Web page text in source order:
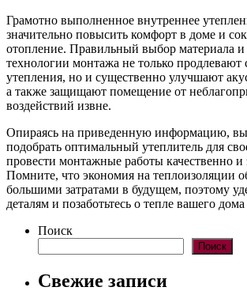
Грамотно выполненное внутреннее
значительно повысить комфорт в доме и
отопление. Правильный выбор материала и
технологии монтажа не только
утепления, но и существенно улучшают
а также защищают помещение от
воздействий извне.
Опираясь на приведенную информацию,
подобрать оптимальный утеплитель для
провести монтажные работы качественно
Помните, что экономия на теплоизоляции
большими затратами в будущем, поэтому
деталям и позаботьтесь о тепле вашего
Поиск
Поиск
Свежие записи